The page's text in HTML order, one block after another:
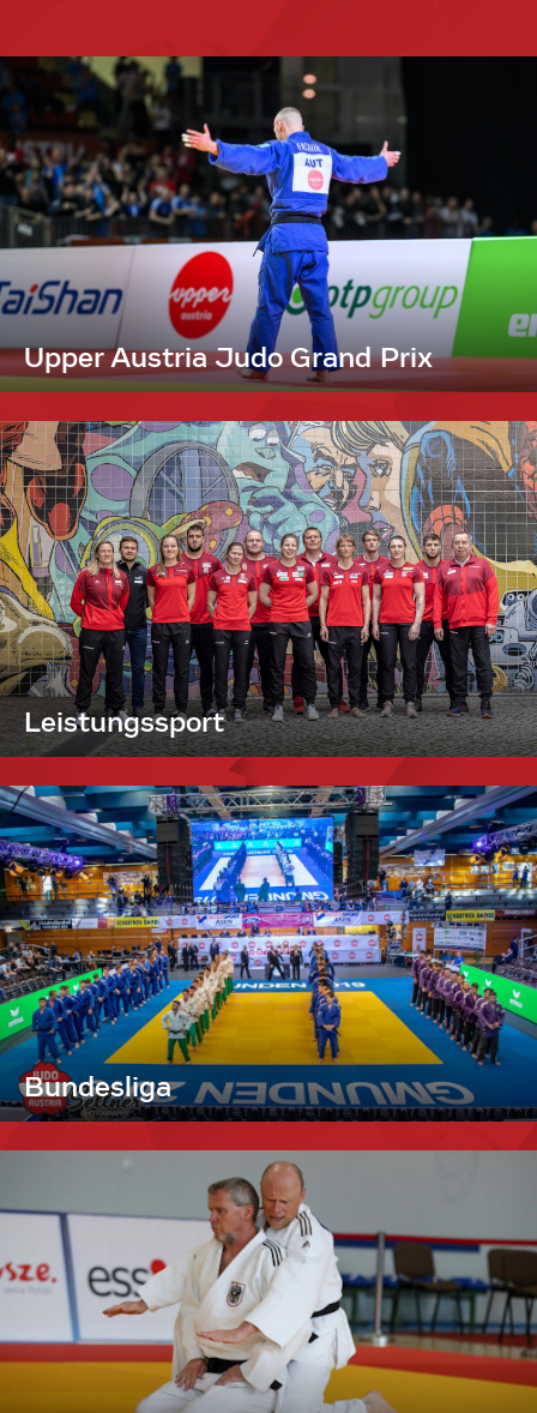
Upper Austria Judo Grand Prix
Leistungssport
Bundesliga